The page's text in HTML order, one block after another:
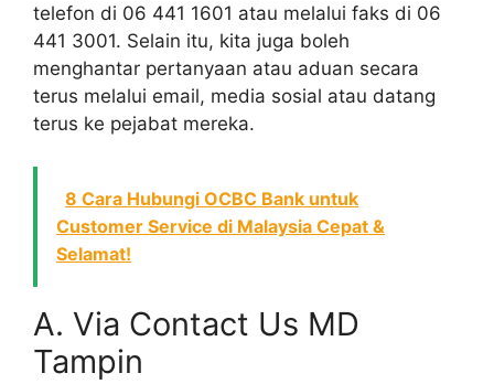
telefon di 06 441 1601 atau melalui faks di 06
441 3001. Selain itu, kita juga boleh
menghantar pertanyaan atau aduan secara
terus melalui email, media sosial atau datang
terus ke pejabat mereka.
8 Cara Hubungi OCBC Bank untuk
Customer Service di Malaysia Cepat &
Selamat!
A. Via Contact Us MD
Tampin